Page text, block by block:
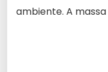
ambiente. A